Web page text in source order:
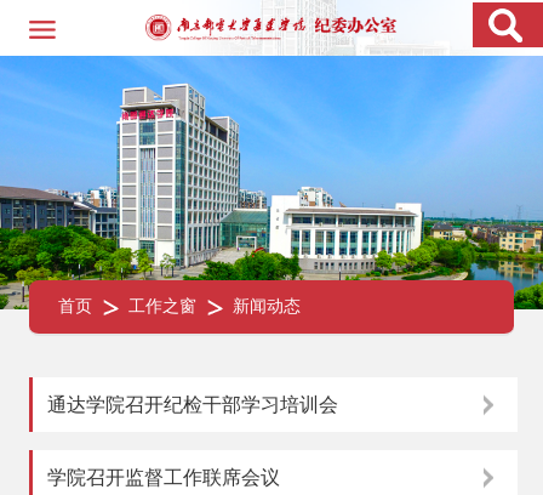
首页 工作之窗 新闻动态
通达学院召开纪检干部学习培训会
学院召开监督工作联席会议